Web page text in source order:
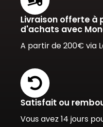
Livraison offerte à
d'achats avec
A partir de 200€ via
Satisfait ou
Vous avez 14 jours